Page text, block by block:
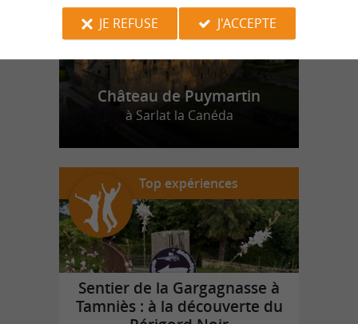
Château de Puymartin
à Sarlat la Canéda
Top expériences
Sentier de la Gargagnasse à
Tamniès : à la découverte du
JE REFUSE
J'ACCEPTE